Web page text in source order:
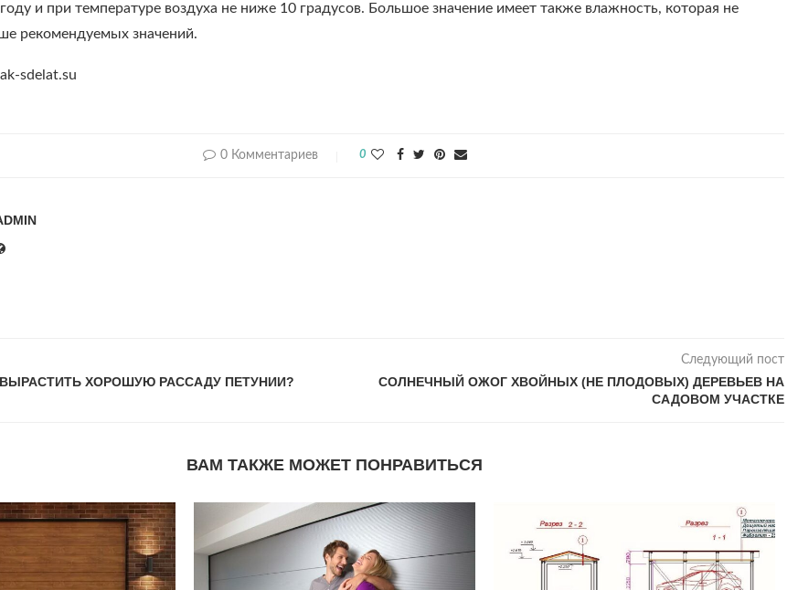
и при температуре воздуха не ниже 10 градусов. Большое значение имеет также влажность, которая не
рекомендуемых значений.
sdelat.su
0 Комментариев 0
ХОРОШУЮ РАССАДУ ПЕТУНИИ?
Следующий пост
СОЛНЕЧНЫЙ ОЖОГ ХВОЙНЫХ (НЕ ПЛОДОВЫХ) ДЕРЕВЬЕВ НА
САДОВОМ УЧАСТКЕ
ВАМ ТАКЖЕ МОЖЕТ ПОНРАВИТЬСЯ